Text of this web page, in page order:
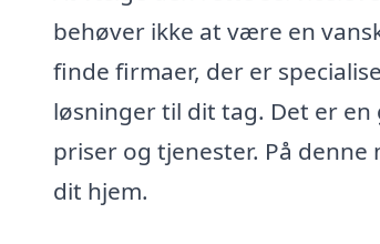
behøver ikke at være en
finde firmaer, der er
løsninger til dit tag. Det er
priser og tjenester. På
dit hjem.